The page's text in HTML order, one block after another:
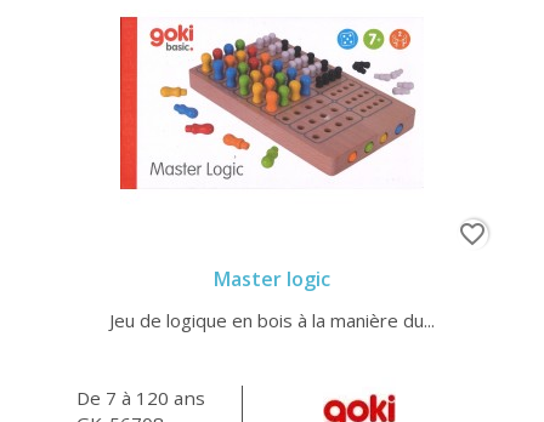
Master logic
Jeu de logique en bois à la manière du...
De 7 à 120 ans
favorite_border